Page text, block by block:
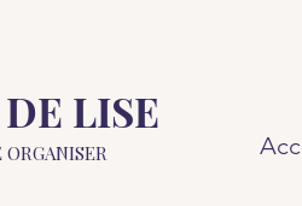
LISE
ORGANISER